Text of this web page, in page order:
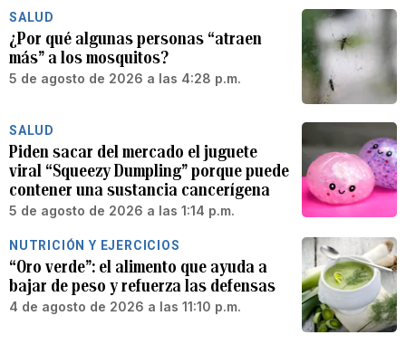
SALUD
¿Por qué algunas personas “atraen
más” a los mosquitos?
5 de agosto de 2026 a las 4:28 p.m.
SALUD
Piden sacar del mercado el juguete
viral “Squeezy Dumpling” porque puede
contener una sustancia cancerígena
5 de agosto de 2026 a las 1:14 p.m.
NUTRICIÓN Y EJERCICIOS
“Oro verde”: el alimento que ayuda a
bajar de peso y refuerza las defensas
4 de agosto de 2026 a las 11:10 p.m.